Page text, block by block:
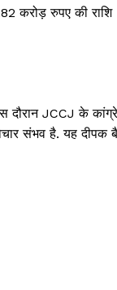
करोड़ रुपए की राशि
दौरान JCCJ के
संभव है. यह दीपक